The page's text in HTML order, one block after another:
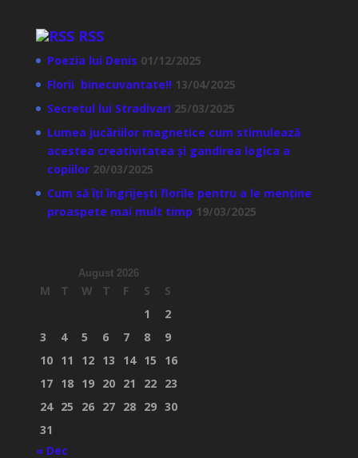
RSS
Poezia lui Denis 01/12/2025
Florii binecuvantate!! 13/04/2025
Secretul lui Stradivari 25/03/2025
Lumea jucăriilor magnetice cum stimulează
acestea creativitatea și gandirea logica a
copiilor 20/03/2025
Cum să îți îngrijești florile pentru a le menține
proaspete mai mult timp 19/03/2025
August 2026
M T W T F S
S
1
2
3
4 5 6 7 8
9
10 11 12 13 14 15
16
17 18 19 20 21 22 23
24 25 26 27 28 29 30
31
« Dec